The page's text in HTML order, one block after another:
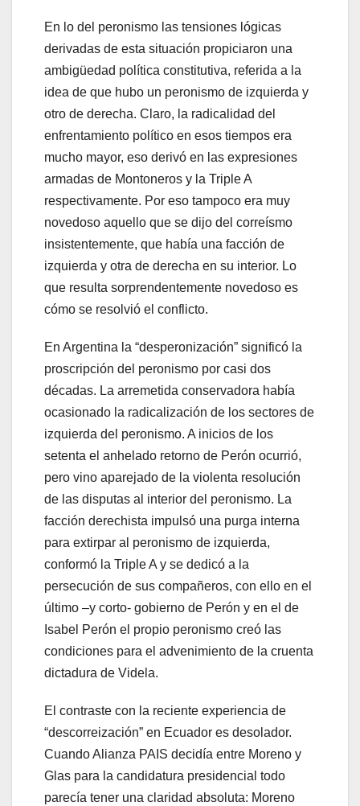
En lo del peronismo las tensiones lógicas
derivadas de esta situación propiciaron una
ambigüedad política constitutiva, referida a la
idea de que hubo un peronismo de izquierda y
otro de derecha. Claro, la radicalidad del
enfrentamiento político en esos tiempos era
mucho mayor, eso derivó en las expresiones
armadas de Montoneros y la Triple A
respectivamente. Por eso tampoco era muy
novedoso aquello que se dijo del correísmo
insistentemente, que había una facción de
izquierda y otra de derecha en su interior. Lo
que resulta sorprendentemente novedoso es
cómo se resolvió el conflicto.
En Argentina la “desperonización” significó la
proscripción del peronismo por casi dos
décadas. La arremetida conservadora había
ocasionado la radicalización de los sectores de
izquierda del peronismo. A inicios de los
setenta el anhelado retorno de Perón ocurrió,
pero vino aparejado de la violenta resolución
de las disputas al interior del peronismo. La
facción derechista impulsó una purga interna
para extirpar al peronismo de izquierda,
conformó la Triple A y se dedicó a la
persecución de sus compañeros, con ello en el
último –y corto- gobierno de Perón y en el de
Isabel Perón el propio peronismo creó las
condiciones para el advenimiento de la cruenta
dictadura de Videla.
El contraste con la reciente experiencia de
“descorreización” en Ecuador es desolador.
Cuando Alianza PAIS decidía entre Moreno y
Glas para la candidatura presidencial todo
parecía tener una claridad absoluta: Moreno